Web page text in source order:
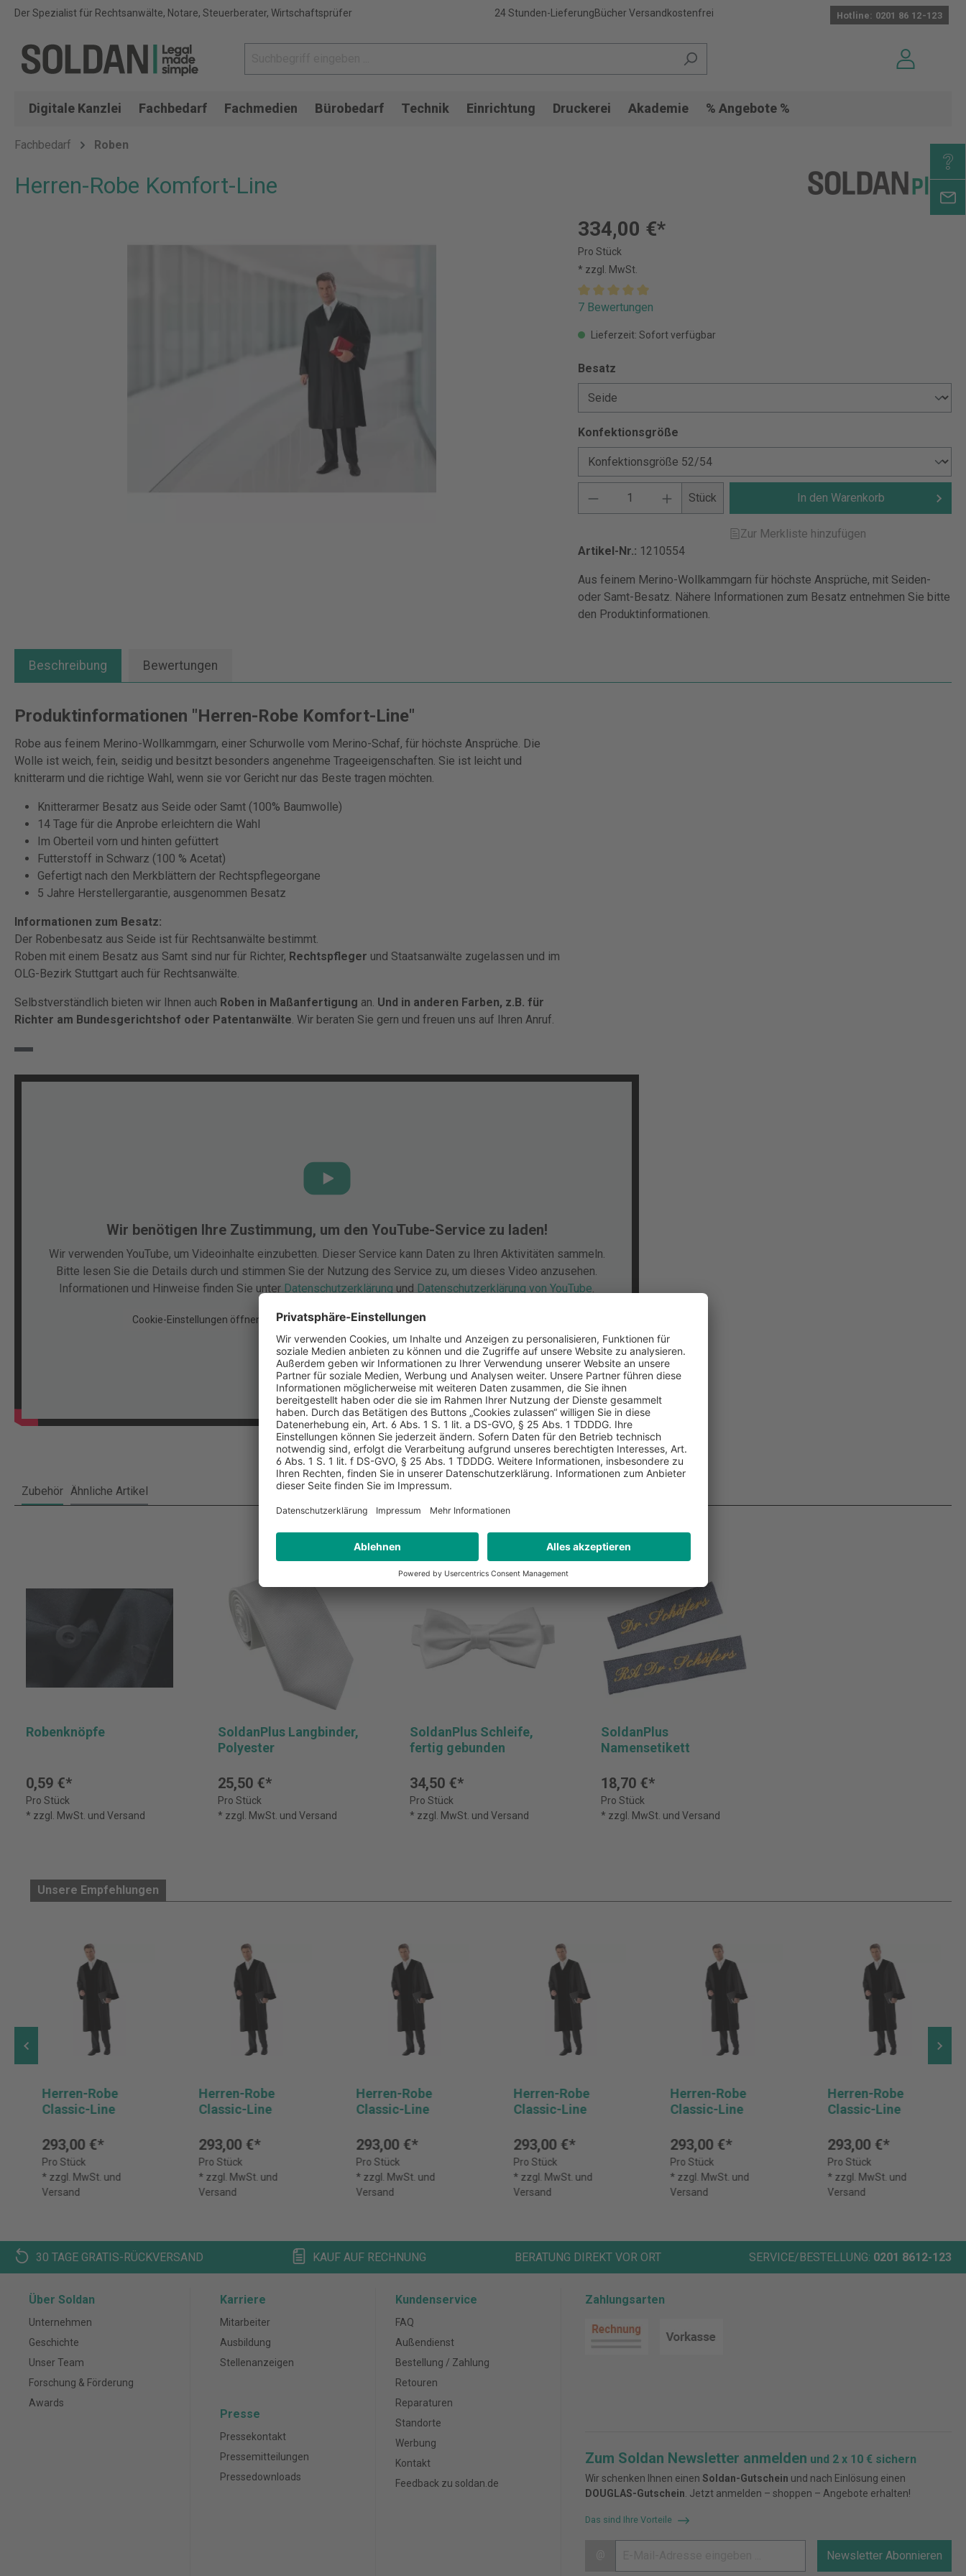
Der Spezialist für Rechtsanwälte, Notare, Steuerberater, Wirtschaftsprüfer 24 Stunden-LieferungBücher Versandkostenfrei Hotline: 0201 86 12-123
Digitale Kanzlei Fachbedarf Fachmedien Bürobedarf Technik Einrichtung Druckerei Akademie % Angebote %
Fachbedarf Roben
Herren-Robe Komfort-Line
334,00 €*
Pro Stück
* zzgl. MwSt.
7 Bewertungen
Lieferzeit: Sofort verfügbar
Besatz
Konfektionsgröße
Stück In den Warenkorb
Zur Merkliste hinzufügen
Artikel-Nr.: 1210554
Aus feinem Merino-Wollkammgarn für höchste Ansprüche, mit Seiden-
oder Samt-Besatz. Nähere Informationen zum Besatz entnehmen Sie bitte
den Produktinformationen.
Beschreibung Bewertungen
Produktinformationen "Herren-Robe Komfort-Line"
Robe aus feinem Merino-Wollkammgarn, einer Schurwolle vom Merino-Schaf, für höchste Ansprüche. Die
Wolle ist weich, fein, seidig und besitzt besonders angenehme Trageeigenschaften. Sie ist leicht und
knitterarm und die richtige Wahl, wenn sie vor Gericht nur das Beste tragen möchten.
Knitterarmer Besatz aus Seide oder Samt (100% Baumwolle)
14 Tage für die Anprobe erleichtern die Wahl
Im Oberteil vorn und hinten gefüttert
Futterstoff in Schwarz (100 % Acetat)
Gefertigt nach den Merkblättern der Rechtspflegeorgane
5 Jahre Herstellergarantie, ausgenommen Besatz
Informationen zum Besatz:
Der Robenbesatz aus Seide ist für Rechtsanwälte bestimmt.
Roben mit einem Besatz aus Samt sind nur für Richter, Rechtspfleger und Staatsanwälte zugelassen und im
OLG-Bezirk Stuttgart auch für Rechtsanwälte.
Selbstverständlich bieten wir Ihnen auch Roben in Maßanfertigung an. Und in anderen Farben, z.B. für
Richter am Bundesgerichtshof oder Patentanwälte. Wir beraten Sie gern und freuen uns auf Ihren Anruf.
Wir benötigen Ihre Zustimmung, um den YouTube-Service zu laden!
Wir verwenden YouTube, um Videoinhalte einzubetten. Dieser Service kann Daten zu Ihren Aktivitäten sammeln.
Bitte lesen Sie die Details durch und stimmen Sie der Nutzung des Service zu, um dieses Video anzusehen.
Informationen und Hinweise finden Sie unter Datenschutzerklärung und Datenschutzerklärung von YouTube.
Cookie-Einstellungen öffnen Akzeptiere alle Cookies Akzeptiere nur YouTube
Zubehör Ähnliche Artikel
Robenknöpfe
0,59 €*
Pro Stück
* zzgl. MwSt. und Versand
SoldanPlus Langbinder,
Polyester
25,50 €*
Pro Stück
* zzgl. MwSt. und Versand
SoldanPlus Schleife,
fertig gebunden
34,50 €*
Pro Stück
* zzgl. MwSt. und Versand
SoldanPlus
Namensetikett
18,70 €*
Pro Stück
* zzgl. MwSt. und Versand
Unsere Empfehlungen
Herren-Robe
Classic-Line
293,00 €*
Pro Stück
* zzgl. MwSt. und
Versand
Herren-Robe
Classic-Line
293,00 €*
Pro Stück
* zzgl. MwSt. und
Versand
Herren-Robe
Classic-Line
293,00 €*
Pro Stück
* zzgl. MwSt. und
Versand
Herren-Robe
Classic-Line
293,00 €*
Pro Stück
* zzgl. MwSt. und
Versand
Herren-Robe
Classic-Line
293,00 €*
Pro Stück
* zzgl. MwSt. und
Versand
Herren-Robe
Classic-Line
293,00 €*
Pro Stück
* zzgl. MwSt. und
Versand
30 TAGE GRATIS-RÜCKVERSAND KAUF AUF RECHNUNG BERATUNG DIREKT VOR ORT SERVICE/BESTELLUNG: 0201 8612-123
Über Soldan
Unternehmen
Geschichte
Unser Team
Forschung & Förderung
Awards
Karriere
Mitarbeiter
Ausbildung
Stellenanzeigen
Presse
Pressekontakt
Pressemitteilungen
Pressedownloads
Kundenservice
FAQ
Außendienst
Bestellung / Zahlung
Retouren
Reparaturen
Standorte
Werbung
Kontakt
Feedback zu soldan.de
Zahlungsarten
Zum Soldan Newsletter anmelden und 2 x 10 € sichern
Wir schenken Ihnen einen Soldan-Gutschein und nach Einlösung einen
DOUGLAS-Gutschein . Jetzt anmelden – shoppen – Angebote erhalten!
Das sind Ihre Vorteile
Newsletter Abonnieren